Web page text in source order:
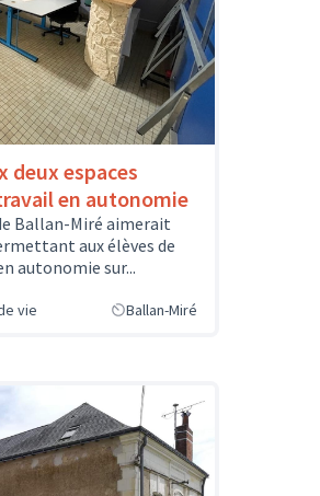
deux espaces
en autonomie
Ballan-Miré aimerait
aux élèves de
autonomie sur...
vie Ballan-Miré